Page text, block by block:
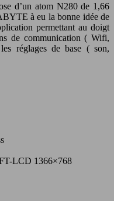
d’un atom N280 de 1,66
à eu la bonne idée de
permettant au doigt
de communication ( Wifi,
réglages de base ( son,
LCD 1366×768